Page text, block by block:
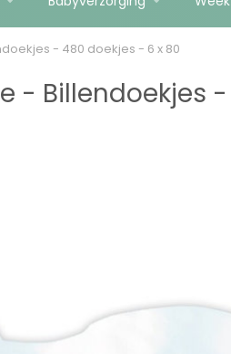
- 480 doekjes - 6 x 80
- Billendoekjes